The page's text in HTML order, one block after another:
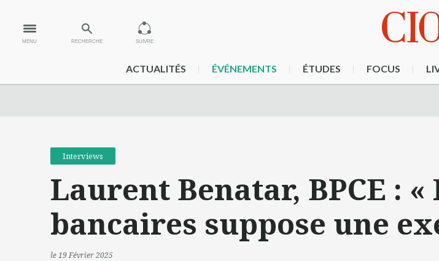
MENU RECHERCHE SUIVRE
ACTUALITÉS ÉVÉNEMENTS ÉTUDES FOCUS
Interviews
Laurent Benatar, BPCE :
bancaires suppose une
le 19 Février 2025